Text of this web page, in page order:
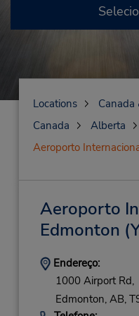
Locations
Canada
Canada
Alberta
Aeroporto
Aeroporto
Edmonton
Endereço:
1000 Airport Rd,
Edmonton, AB,